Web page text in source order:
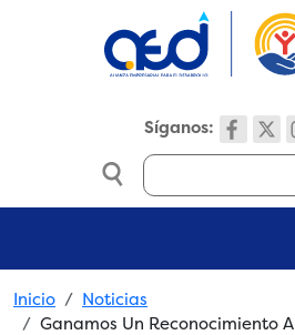
Síganos:
Search
Breadcrumb
Inicio
Noticias
Ganamos Un Reconocimiento